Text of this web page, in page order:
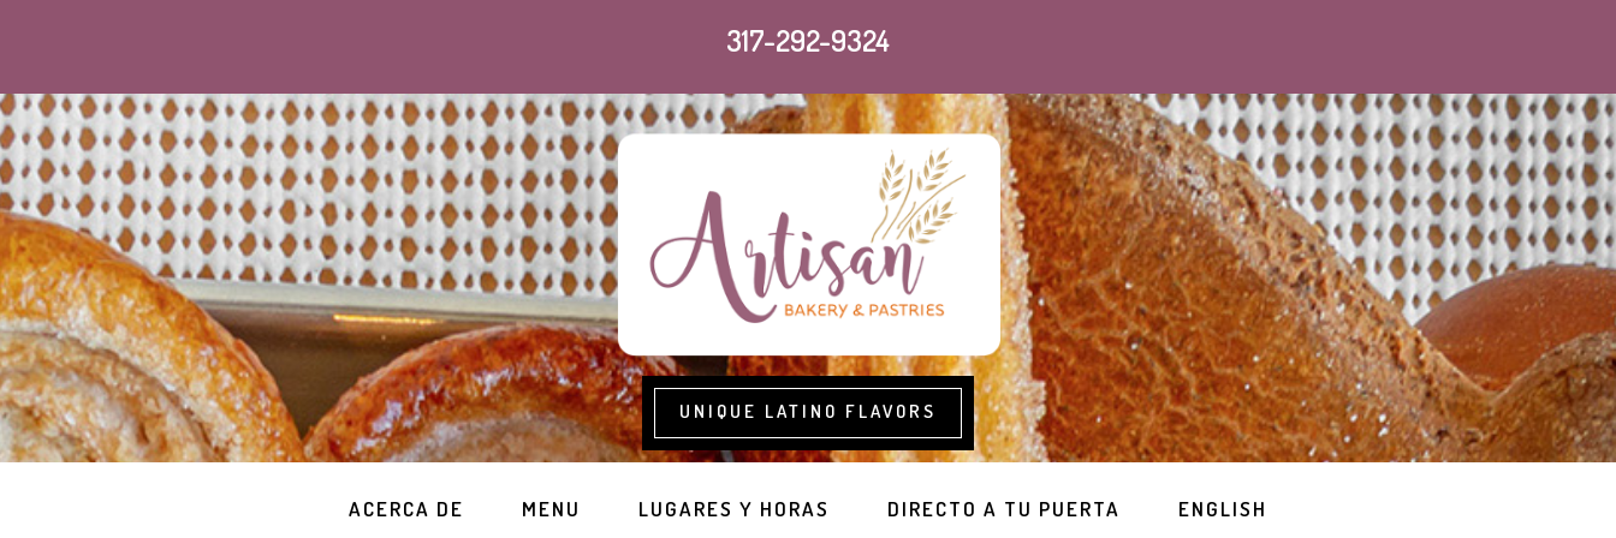
317-292-9324
UNIQUE LATINO FLAVORS
ACERCA DE MENU LUGARES Y HORAS DIRECTO A TU PUERTA ENGLISH